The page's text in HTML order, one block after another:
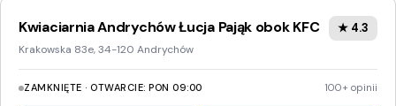
Kwiaciarnia Andrychów Łucja Pająk obok KFC
Krakowska 83e, 34-120 Andrychów
★ 4.3
ZAMKNIĘTE · OTWARCIE: PON 09:00 100+ opinii